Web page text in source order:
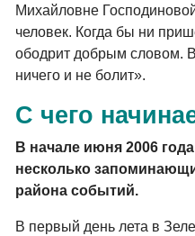
Михайловне
человек. Когда бы ни
ободрит добрым словом.
ничего и не болит».
С чего
В начале июня 2006
несколько
района событий.
В первый день лета в